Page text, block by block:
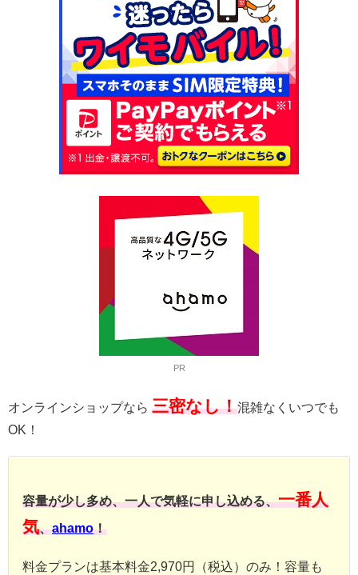
PR
オンラインショップなら 三密なし！混雑なくいつでも
OK！
容量が少し多め、一人で気軽に申し込める、一番人
気、ahamo！
料金プランは基本料金2,970円（税込）のみ！容量も